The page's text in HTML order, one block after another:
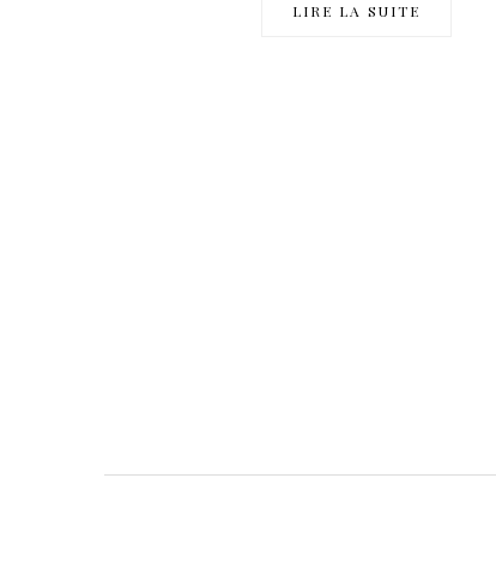
LIRE LA SUITE